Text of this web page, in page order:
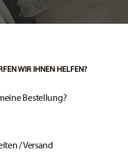
WIR IHNEN HELFEN?
Bestellung?
/ Versand